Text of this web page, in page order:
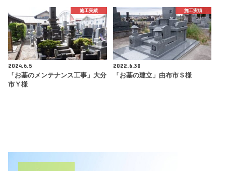
施工実績
2024.6.5
「お墓のメンテナンス工事」大分
市Ｙ様
施工実績
2022.6.30
「お墓の建立」由布市Ｓ様